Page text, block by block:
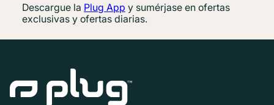
Descargue la Plug App y sumérjase en ofertas
exclusivas y ofertas diarias.